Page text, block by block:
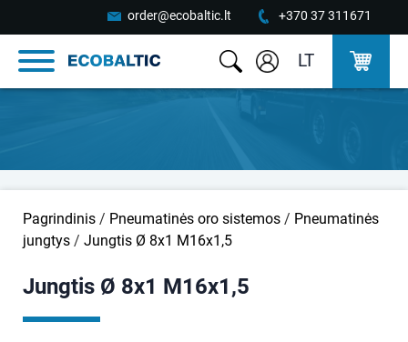
order@ecobaltic.lt +370 37 311671
LT
Pagrindinis / Pneumatinės oro sistemos / Pneumatinės
jungtys / Jungtis Ø 8x1 M16x1,5
Jungtis Ø 8x1 M16x1,5